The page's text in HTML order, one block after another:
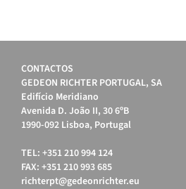
CONTACTOS
GEDEON RICHTER PORTUGAL, SA
Edifício Meridiano
Avenida D. João II, 30 6ºB
1990-092 Lisboa, Portugal
TEL: +351 210 994 124
FAX: +351 210 993 685
richterpt@gedeonrichter.eu